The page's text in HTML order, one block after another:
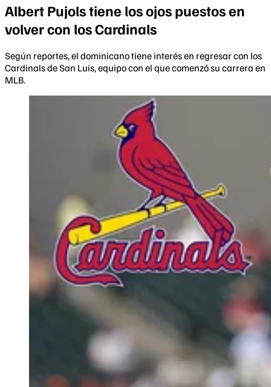
Albert Pujols tiene los ojos puestos en
volver con los Cardinals
Según reportes, el dominicano tiene interés en regresar con los
Cardinals de San Luis, equipo con el que comenzó su carrera en
MLB.